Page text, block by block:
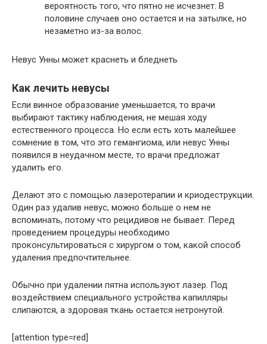
вероятность того, что пятно не исчезнет. В
половине случаев оно остается и на затылке, но
незаметно из-за волос.
Невус Унны может краснеть и бледнеть
Как лечить невусы
Если винное образование уменьшается, то врачи
выбирают тактику наблюдения, не мешая ходу
естественного процесса. Но если есть хоть малейшее
сомнение в том, что это гемангиома, или невус Унны
появился в неудачном месте, то врачи предложат
удалить его.
Делают это с помощью лазеротерапии и криодеструкции.
Один раз удалив невус, можно больше о нем не
вспоминать, потому что рецидивов не бывает. Перед
проведением процедуры необходимо
проконсультироваться с хирургом о том, какой способ
удаления предпочтительнее.
Обычно при удалении пятна используют лазер. Под
воздействием специального устройства капилляры
слипаются, а здоровая ткань остается нетронутой.
[attention type=red]